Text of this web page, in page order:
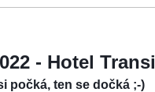
- Hotel
počká, ten se dočká ;-)